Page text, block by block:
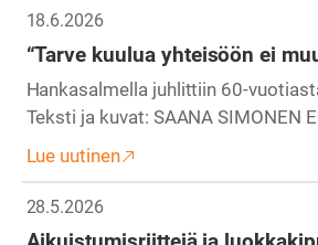
18.6.2026
“Tarve kuulua yhteisöön ei
Hankasalmella juhlittiin 60-
Teksti ja kuvat: SAANA SIMONEN
Lue uutinen
28.5.2026